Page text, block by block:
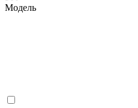
Модель